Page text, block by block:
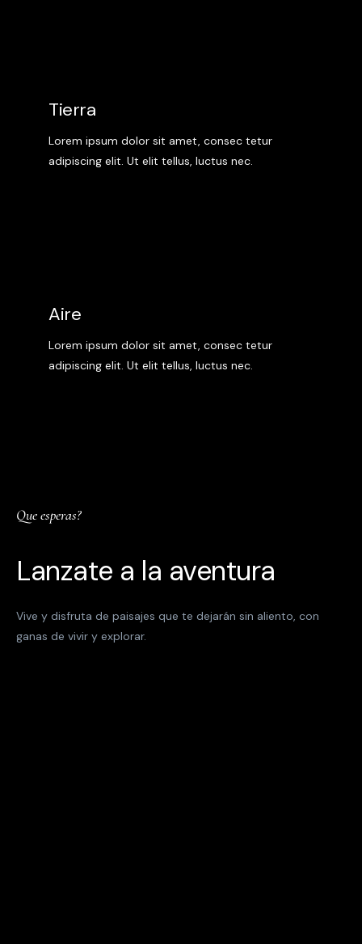
Tierra
Lorem ipsum dolor sit amet, consec tetur
adipiscing elit. Ut elit tellus, luctus nec.
Aire
Lorem ipsum dolor sit amet, consec tetur
adipiscing elit. Ut elit tellus, luctus nec.
Que esperas?
Lanzate a la aventura
Vive y disfruta de paisajes que te dejarán sin aliento, con
ganas de vivir y explorar.